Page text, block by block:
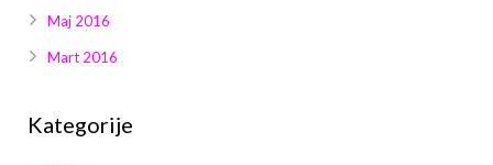
Maj 2016
Mart 2016
Kategorije